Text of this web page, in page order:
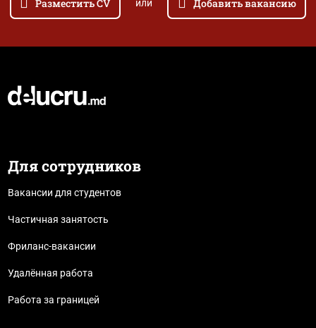
Разместить CV или Добавить вакансию
Для сотрудников
Вакансии для студентов
Частичная занятость
Фриланс-вакансии
Удалённая работа
Работа за границей